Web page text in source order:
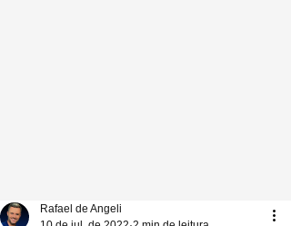
Rafael de Angeli